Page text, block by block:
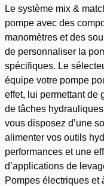
Le système mix &
pompe avec des
manomètres et des
de personnaliser la
spécifiques. Le
équipe votre pompe
effet, lui permettant de
de tâches
vous disposez d’une
alimenter vos outils
performances et une
d’applications de
Pompes électriques et